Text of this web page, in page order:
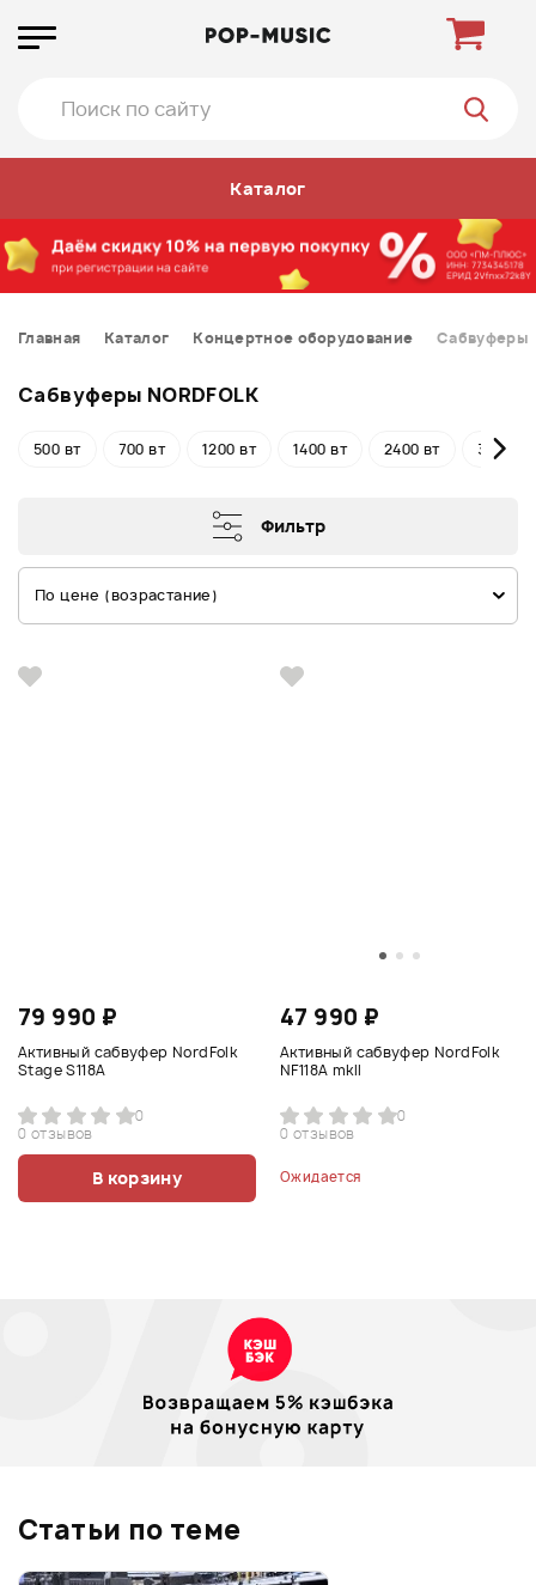
Каталог
Главная Каталог Концертное оборудование Сабвуферы
Сабвуферы NORDFOLK
500 вт 700 вт 1200 вт 1400 вт 2400 вт 3000 вт
Фильтр
По цене (возрастание)
79 990 ₽
Активный сабвуфер NordFolk
Stage S118A
0
0 отзывов
В корзину
47 990 ₽
Активный сабвуфер NordFolk
NF118A mkII
0
0 отзывов
Ожидается
Статьи по теме